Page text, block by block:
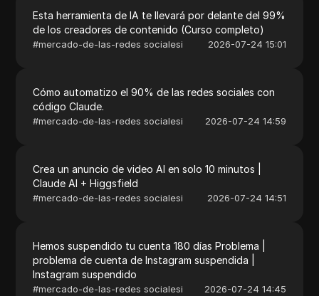
Esta herramienta de IA te llevará por delante del 99%
de los creadores de contenido (Curso completo)
#mercado-de-las-redes socialesi 2026-07-24 15:01
Cómo automatizo el 90% de las redes sociales con
código Claude.
#mercado-de-las-redes socialesi 2026-07-24 14:59
Crea un anuncio de video AI en solo 10 minutos |
Claude AI + Higgsfield
#mercado-de-las-redes socialesi 2026-07-24 14:51
Hemos suspendido tu cuenta 180 días Problema |
problema de cuenta de Instagram suspendida |
Instagram suspendido
#mercado-de-las-redes socialesi 2026-07-24 14:45